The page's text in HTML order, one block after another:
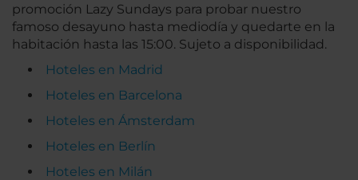
promoción Lazy Sundays para probar nuestro
famoso desayuno hasta mediodía y quedarte en la
habitación hasta las 15:00. Sujeto a disponibilidad.
Hoteles en Madrid
Hoteles en Barcelona
Hoteles en Ámsterdam
Hoteles en Berlín
Hoteles en Milán